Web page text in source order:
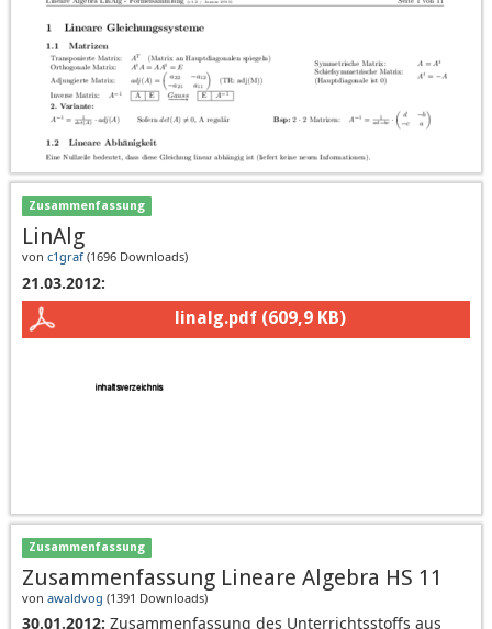
Zusammenfassung
LinAlg
von c1graf (1696 Downloads)
21.03.2012:
linalg.pdf (609,9 KB)
Zusammenfassung
Zusammenfassung Lineare Algebra HS 11
von awaldvog (1391 Downloads)
30.01.2012: Zusammenfassung des Unterrichtsstoffs aus